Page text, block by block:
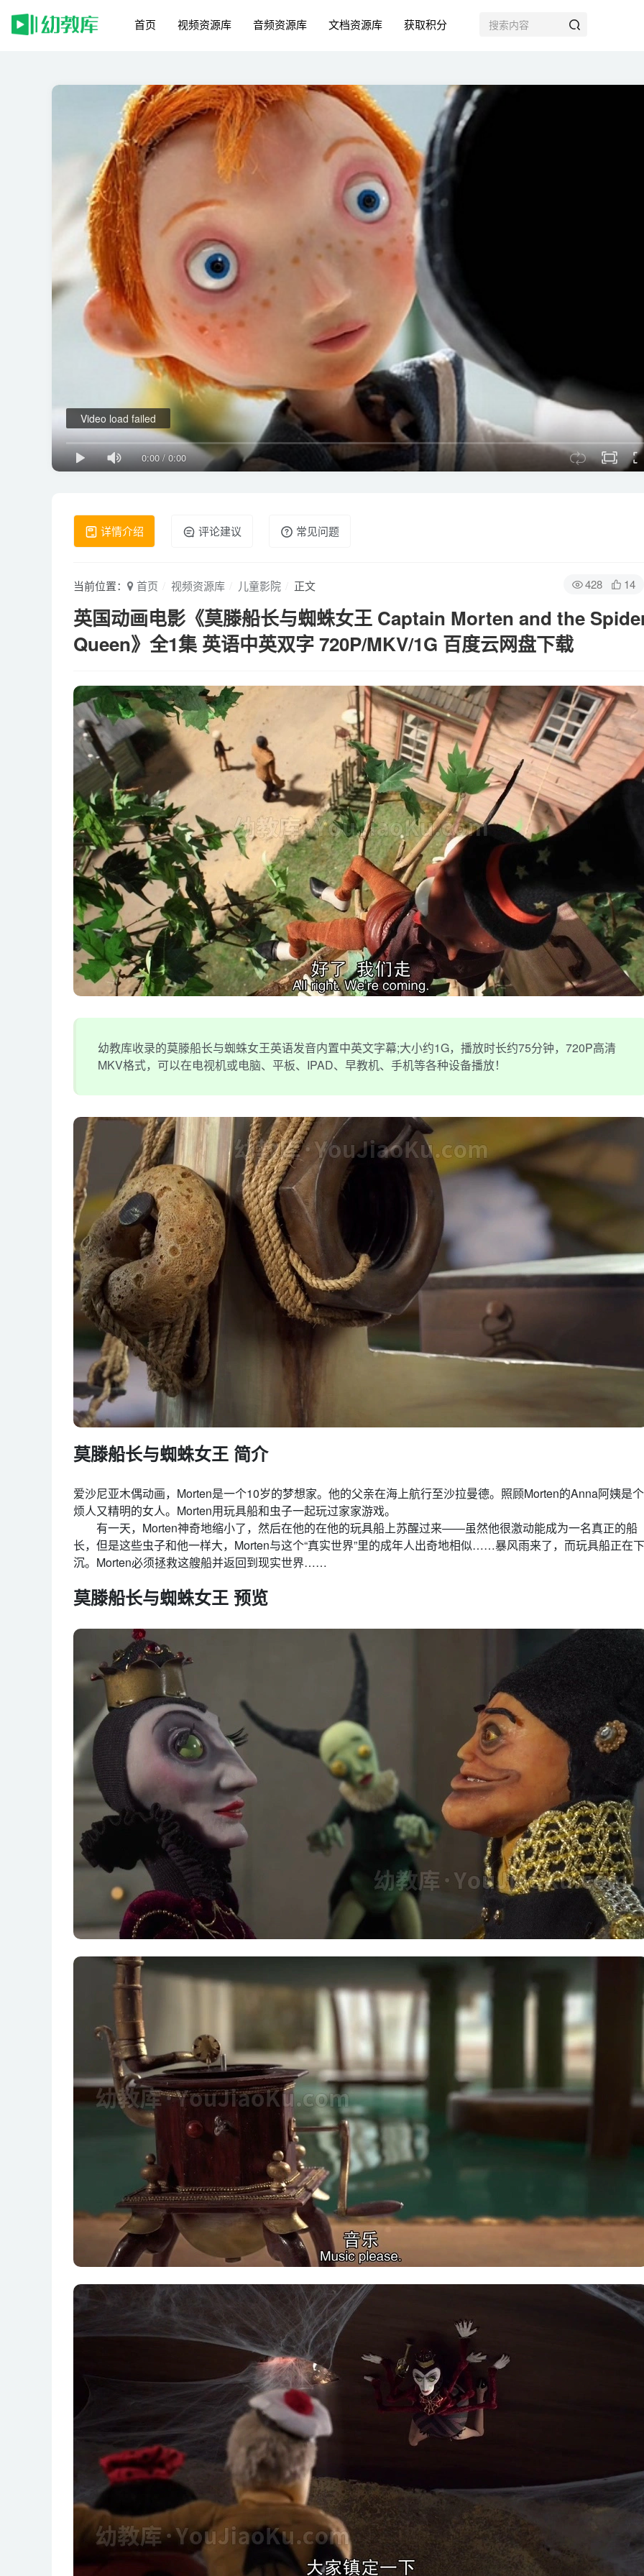
首页 视频资源库 音频资源库 文档资源库 获取积分
0:00/0:00
Video load failed
详情介绍 评论建议 常见问题
428 14
当前位置： 首页 视频资源库 儿童影院 正文
英国动画电影《莫滕船长与蜘蛛女王 Captain Morten and the
Queen》全1集 英语中英双字 720P/MKV/1G 百度云网盘下载
幼教库收录的莫滕船长与蜘蛛女王英语发音内置中英文字幕;大小约1G，播放时长约75分钟，720P高清
MKV格式，可以在电视机或电脑、平板、IPAD、早教机、手机等各种设备播放！
莫滕船长与蜘蛛女王 简介
爱沙尼亚木偶动画，Morten是一个10岁的梦想家。他的父亲在海上航行至沙拉曼德。照顾Morten的Anna阿姨是个
烦人又精明的女人。Morten用玩具船和虫子一起玩过家家游戏。
有一天，Morten神奇地缩小了，然后在他的在他的玩具船上苏醒过来——虽然他很激动能成为一名真正的船
长，但是这些虫子和他一样大，Morten与这个“真实世界”里的成年人出奇地相似……暴风雨来了，而玩具船正在下
沉。Morten必须拯救这艘船并返回到现实世界……
莫滕船长与蜘蛛女王 预览